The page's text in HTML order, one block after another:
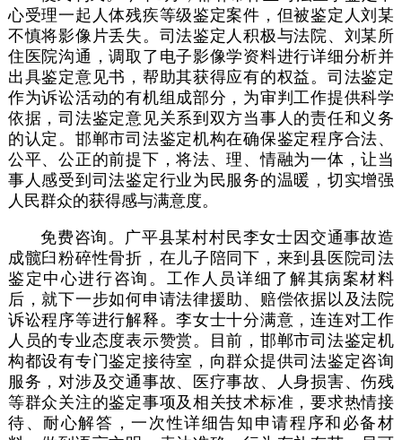
心受理一起人体残疾等级鉴定案件，但被鉴定人刘某
不慎将影像片丢失。司法鉴定人积极与法院、刘某所
住医院沟通，调取了电子影像学资料进行详细分析并
出具鉴定意见书，帮助其获得应有的权益。司法鉴定
作为诉讼活动的有机组成部分，为审判工作提供科学
依据，司法鉴定意见关系到双方当事人的责任和义务
的认定。邯郸市司法鉴定机构在确保鉴定程序合法、
公平、公正的前提下，将法、理、情融为一体，让当
事人感受到司法鉴定行业为民服务的温暖，切实增强
人民群众的获得感与满意度。
免费咨询。广平县某村村民李女士因交通事故造
成髋臼粉碎性骨折，在儿子陪同下，来到县医院司法
鉴定中心进行咨询。工作人员详细了解其病案材料
后，就下一步如何申请法律援助、赔偿依据以及法院
诉讼程序等进行解释。李女士十分满意，连连对工作
人员的专业态度表示赞赏。目前，邯郸市司法鉴定机
构都设有专门鉴定接待室，向群众提供司法鉴定咨询
服务，对涉及交通事故、医疗事故、人身损害、伤残
等群众关注的鉴定事项及相关技术标准，要求热情接
待、耐心解答，一次性详细告知申请程序和必备材